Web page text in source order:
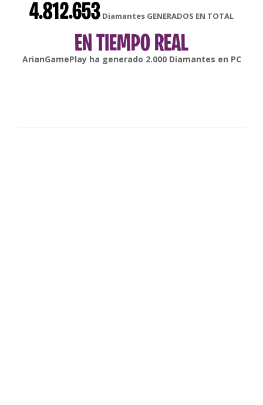
4.812.653 Diamantes GENERADOS EN TOTAL
EN TIEMPO REAL
ArianGamePlayha generado 2.000Diamantes en PC